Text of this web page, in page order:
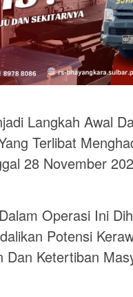
Langkah Awal
Terlibat
28 November
Operasi Ini
Potensi
Dan Ketertiban